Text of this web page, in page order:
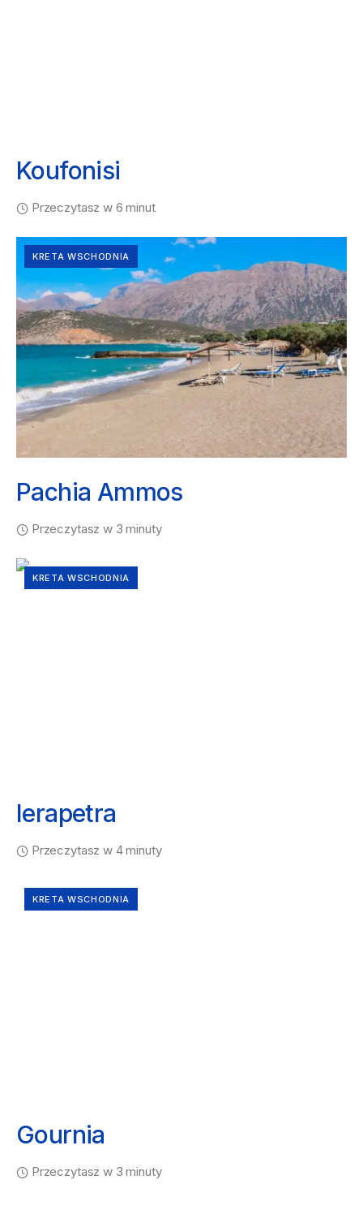
Koufonisi
Przeczytasz w 6 minut
KRETA WSCHODNIA
Pachia Ammos
Przeczytasz w 3 minuty
KRETA WSCHODNIA
Ierapetra
Przeczytasz w 4 minuty
KRETA WSCHODNIA
Gournia
Przeczytasz w 3 minuty